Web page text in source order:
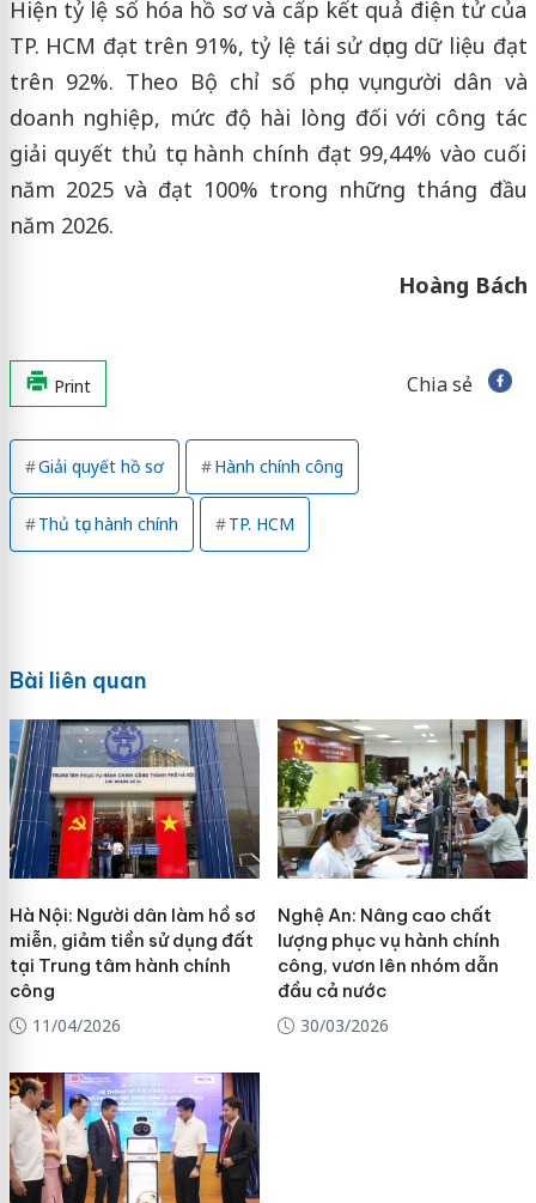
Hiện tỷ lệ số hóa hồ sơ và cấp kết quả điện tử của
TP. HCM đạt trên 91%, tỷ lệ tái sử dụng dữ liệu đạt
trên 92%. Theo Bộ chỉ số phục vụ người dân và
doanh nghiệp, mức độ hài lòng đối với công tác
giải quyết thủ tục hành chính đạt 99,44% vào cuối
năm 2025 và đạt 100% trong những tháng đầu
năm 2026.
Hoàng Bách
Print Chia sẻ
Giải quyết hồ sơ Hành chính công
Thủ tục hành chính TP. HCM
Bài liên quan
Hà Nội: Người dân làm hồ sơ
miễn, giảm tiền sử dụng đất
tại Trung tâm hành chính
công
11/04/2026
Nghệ An: Nâng cao chất
lượng phục vụ hành chính
công, vươn lên nhóm dẫn
đầu cả nước
30/03/2026